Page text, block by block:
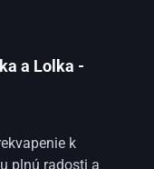
a Lolka -
k
plnú radosti a